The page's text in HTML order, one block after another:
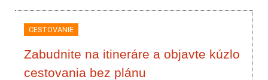
CESTOVANIE
Zabudnite na itineráre a objavte kúzlo
cestovania bez plánu